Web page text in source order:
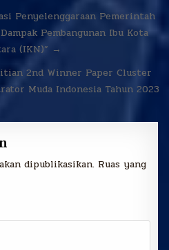
Penyelenggaraan Pemerintah
Pembangunan Ibu Kota
(IKN)” →
2nd Winner Paper Cluster
Muda Indonesia Tahun 2023
dipublikasikan. Ruas yang